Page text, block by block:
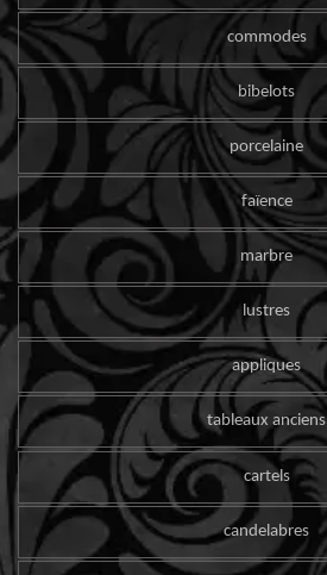
commodes
bibelots
porcelaine
faïence
marbre
lustres
appliques
tableaux anciens
cartels
candelabres